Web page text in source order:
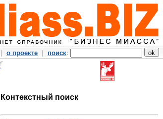
о проекте поиск:
Контекстный поиск